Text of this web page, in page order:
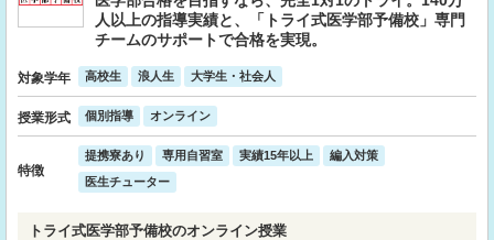
人以上の指導実績と、「トライ式医学部予備校」専門
チームのサポートで合格を実現。
対象学年 高校生 浪人生 大学生・社会人
授業形式 個別指導 オンライン
特徴
提携寮あり 専用自習室 実績15年以上
編入対策
医生チューター
トライ式医学部予備校のオンライン授業